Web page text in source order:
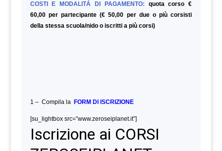
COSTI E MODALITÁ DI PAGAMENTO:
quota corso €
60,00 per partecipante (€ 50,00 per due o più corsisti
della stessa scuola/nido o iscritti a più corsi)
1 – Compila la FORM DI ISCRIZIONE
[su_lightbox src=”www.zeroseiplanet.it”]